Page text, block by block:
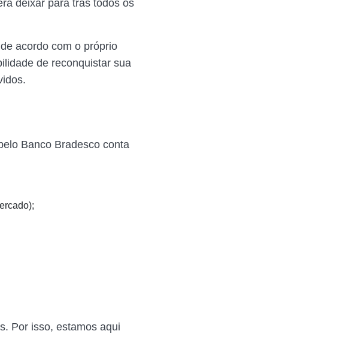
deixar para trás todos os
acordo com o próprio
de reconquistar sua
Banco Bradesco conta
Por isso, estamos aqui